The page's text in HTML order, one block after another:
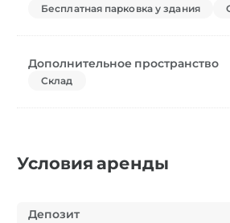
Бесплатная парковка у здания
Дополнительное пространство
Склад
Условия аренды
Депозит